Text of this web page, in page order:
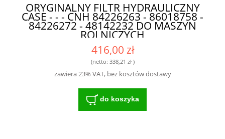
ORYGINALNY FILTR HYDRAULICZNY
CASE - - - CNH 84226263 - 86018758 -
84226272 - 48142232 DO MASZYN
ROLNICZYCH
416,00 zł
(netto: 338,21 zł)
zawiera 23% VAT, bez kosztów dostawy
do koszyka